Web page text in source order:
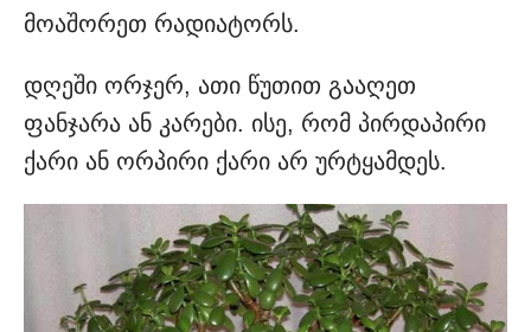
მოაშორეთ რადიატორს.
დღეში ორჯერ, ათი წუთით გააღეთ
ფანჯარა ან კარები. ისე, რომ პირდაპირი
ქარი ან ორპირი ქარი არ ურტყამდეს.